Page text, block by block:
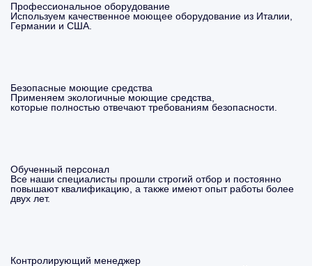
Профессиональное оборудование
Используем качественное моющее оборудование из Италии,
Германии и США.
Безопасные моющие средства
Применяем экологичные моющие средства,
которые полностью отвечают требованиям безопасности.
Обученный персонал
Все наши специалисты прошли строгий отбор и постоянно
повышают квалификацию, а также имеют опыт работы более
двух лет.
Контролирующий менеджер